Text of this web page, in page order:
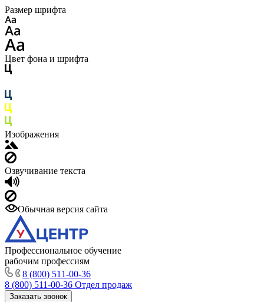
Размер шрифта
Цвет фона и шрифта
Изображения
Озвучивание текста
Обычная версия сайта
Профессиональное обучение
рабочим профессиям
8 (800) 511-00-36
8 (800) 511-00-36 Отдел продаж
Заказать звонок